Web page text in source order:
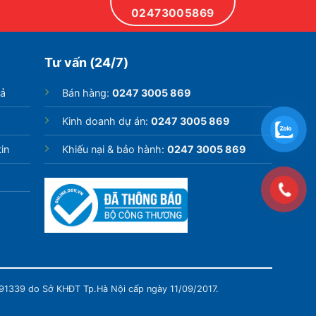
02473005869
Tư vấn (24/7)
Bán hàng: 0247 3005 869
Kinh doanh dự án: 0247 3005 869
Khiếu nại & bảo hành: 0247 3005 869
do Sở KHĐT Tp.Hà Nội cấp ngày 11/09/2017.